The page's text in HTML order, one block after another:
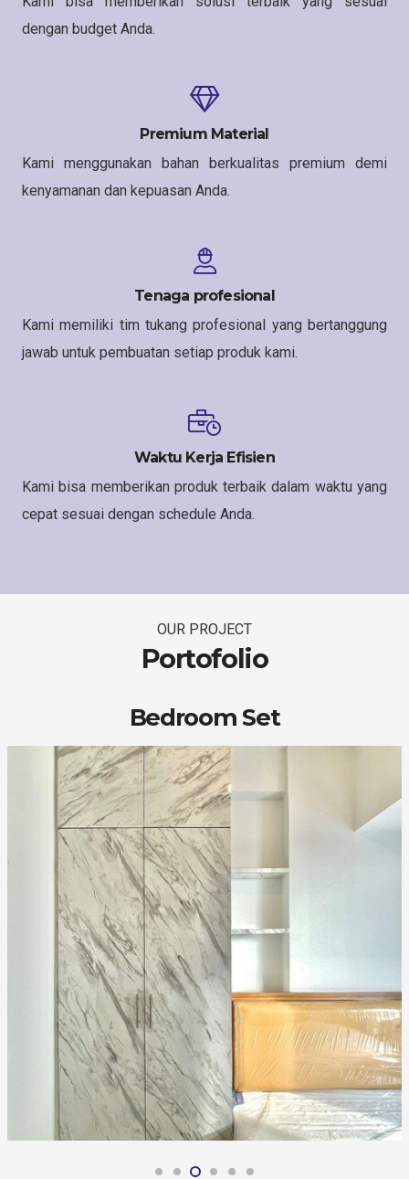
dengan budget Anda.
Premium Material
Kami menggunakan bahan berkualitas premium demi
kenyamanan dan kepuasan Anda.
Tenaga profesional
Kami memiliki tim tukang profesional yang bertanggung
jawab untuk pembuatan setiap produk kami.
Waktu Kerja Efisien
Kami bisa memberikan produk terbaik dalam waktu yang
cepat sesuai dengan schedule Anda.
OUR PROJECT
Portofolio
Bedroom Set